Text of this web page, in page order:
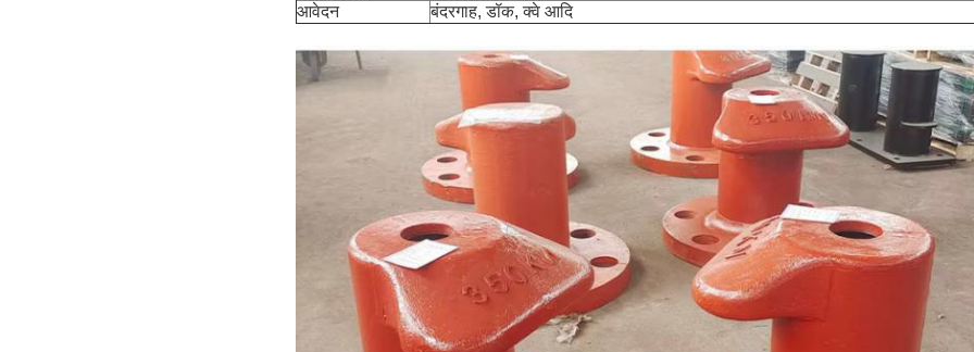
आवेदन
बंदरगाह, डॉक, क्वे आदि